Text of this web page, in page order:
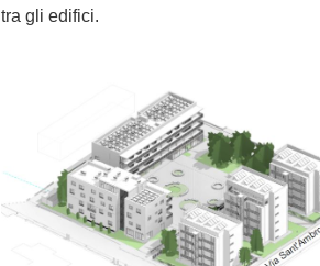
tra gli edifici.